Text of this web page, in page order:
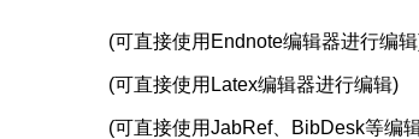
(可直接使用Endnote编辑器进行编
(可直接使用Latex编辑器进行编辑)
(可直接使用JabRef、BibDesk等编